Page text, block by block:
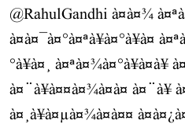
@RahulGandhi à¤à¤¾
à¤à¤¯à¤°à¤ªà¥à¤°à¥à¤
°à¥à¤¸ à¤ªà¤¾à¤°à¥à¤à¥
à¤¨à¥à¤¤à¤¾à¤à¤ à¤¨à¥
à¤¸à¥à¤µà¤¾à¤à¤¤